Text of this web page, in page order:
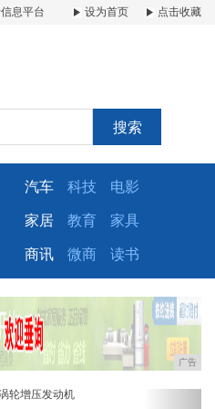
息平台 设为首页 点击收藏
搜索
汽车 科技 电影
家居 教育 家具
商讯 微商 读书
广告